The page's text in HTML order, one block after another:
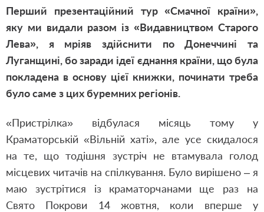
Перший презентаційний тур «Смачної країни»,
яку ми видали разом із «Видавництвом Старого
Лева», я мріяв здійснити по Донеччині та
Луганщині, бо заради ідеї єднання країни, що була
покладена в основу цієї книжки, починати треба
було саме з цих буремних регіонів.
«Пристрілка» відбулася місяць тому у
Краматорській «Вільній хаті», але усе скидалося
на те, що тодішня зустріч не втамувала голод
місцевих читачів на спілкування. Було вирішено – я
маю зустрітися із краматорчанами ще раз на
Свято Покрови 14 жовтня, коли вперше у